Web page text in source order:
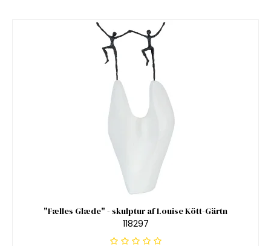
"Fælles Glæde" - skulptur af Louise Kött-Gärtn
118297